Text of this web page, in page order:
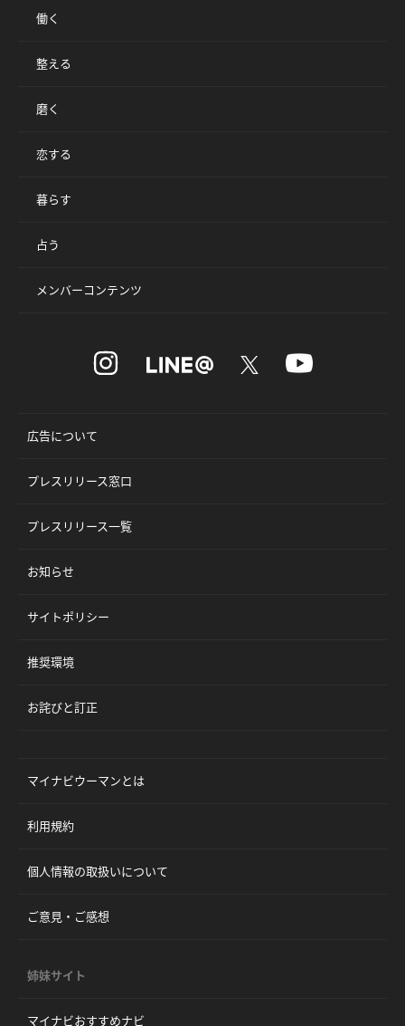
働く
整える
磨く
恋する
暮らす
占う
メンバーコンテンツ
広告について
プレスリリース窓口
プレスリリース一覧
お知らせ
サイトポリシー
推奨環境
お詫びと訂正
マイナビウーマンとは
利用規約
個人情報の取扱いについて
ご意見・ご感想
姉妹サイト
マイナビおすすめナビ